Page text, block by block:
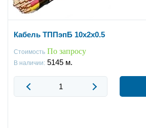
Кабель ТППэпБ 10x2x0.5
Стоимость По запросу
В наличии: 5145 м.